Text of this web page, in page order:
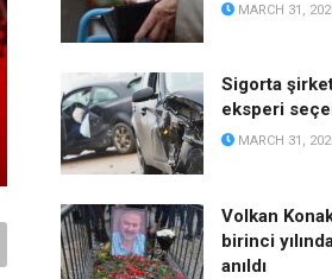
MARCH 31,
Sigorta
eksperi
MARCH 31,
Volkan
birinci
anıldı